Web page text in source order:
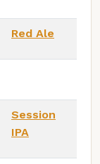
Red Ale
Session
IPA